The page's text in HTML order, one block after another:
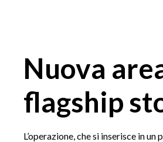
Nuova
flagship
L’operazione, che si inserisce in